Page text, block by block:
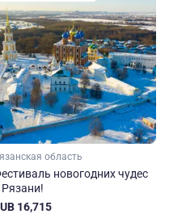
область
новогодних чудес
Рязани!
16,715